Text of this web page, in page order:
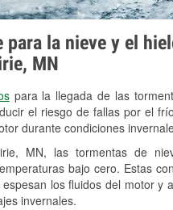
para la nieve y el
MN
para la llegada de las
el riesgo de fallas por el
durante condiciones
MN, las tormentas de
bajo cero. Estas
los fluidos del motor y
invernales.